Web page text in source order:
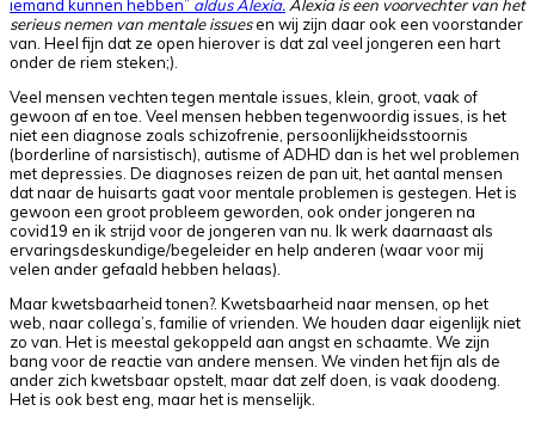
iemand kunnen hebben” aldus Alexia.Alexia is een voorvechter van het
serieus nemen van mentale issuesen wij zijn daar ook een voorstander
van. Heel fijn dat ze open hierover is dat zal veel jongeren een hart
onder de riem steken;).
Veel mensen vechten tegen mentale issues, klein, groot, vaak of
gewoon af en toe. Veel mensen hebben tegenwoordig issues, is het
niet een diagnose zoals schizofrenie, persoonlijkheidsstoornis
(borderline of narsistisch), autisme of ADHD dan is het wel problemen
met depressies. De diagnoses reizen de pan uit, het aantal mensen
dat naar de huisarts gaat voor mentale problemen is gestegen. Het is
gewoon een groot probleem geworden, ook onder jongeren na
covid19 en ik strijd voor de jongeren van nu. Ik werk daarnaast als
ervaringsdeskundige/begeleider en help anderen (waar voor mij
velen ander gefaald hebben helaas).
Maar kwetsbaarheid tonen?. Kwetsbaarheid naar mensen, op het
web, naar collega’s, familie of vrienden. We houden daar eigenlijk niet
zo van. Het is meestal gekoppeld aan angst en schaamte. We zijn
bang voor de reactie van andere mensen. We vinden het fijn als de
ander zich kwetsbaar opstelt, maar dat zelf doen, is vaak doodeng.
Het is ook best eng, maar het is menselijk.